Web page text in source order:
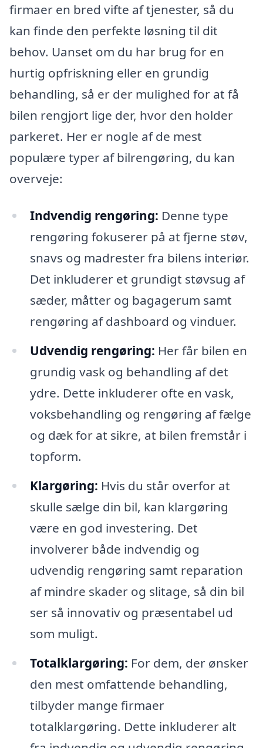
firmaer en bred vifte af tjenester, så du
kan finde den perfekte løsning til dit
behov. Uanset om du har brug for en
hurtig opfriskning eller en grundig
behandling, så er der mulighed for at få
bilen rengjort lige der, hvor den holder
parkeret. Her er nogle af de mest
populære typer af bilrengøring, du kan
overveje:
Indvendig rengøring: Denne type
rengøring fokuserer på at fjerne støv,
snavs og madrester fra bilens interiør.
Det inkluderer et grundigt støvsug af
sæder, måtter og bagagerum samt
rengøring af dashboard og vinduer.
Udvendig rengøring: Her får bilen en
grundig vask og behandling af det
ydre. Dette inkluderer ofte en vask,
voksbehandling og rengøring af fælge
og dæk for at sikre, at bilen fremstår i
topform.
Klargøring: Hvis du står overfor at
skulle sælge din bil, kan klargøring
være en god investering. Det
involverer både indvendig og
udvendig rengøring samt reparation
af mindre skader og slitage, så din bil
ser så innovativ og præsentabel ud
som muligt.
Totalklargøring: For dem, der ønsker
den mest omfattende behandling,
tilbyder mange firmaer
totalklargøring. Dette inkluderer alt